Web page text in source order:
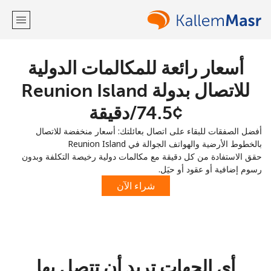
مرحبا!
لديك حساب بالفعل؟
التسجيل باستخدام
أسعار رائعة للمكالمات الدولية
للاتصال بدولة Reunion Island
أفضل الصفقات للبقاء على اتصال بعائلتك: أسعار منخفضة للاتصال
بالخطوط الأرضية والهواتف الجوالة في Reunion Island
حقق الاستفادة من كل دقيقة مع مكالمات دولية رخيصة التكلفة وبدون
رسوم إضافية أو عقود أو حيَل.
شراء الآن